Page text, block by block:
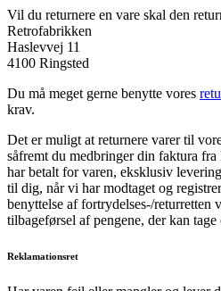
Vil du returnere en vare skal den
Retrofabrikken
Haslevvej 11
4100 Ringsted
Du må meget gerne benytte vores
krav.
Det er muligt at returnere varer til
såfremt du medbringer din faktura
har betalt for varen, eksklusiv
til dig, når vi har modtaget og
benyttelse af fortrydelses-/returretten
tilbageførsel af pengene, der kan
Reklamationsret